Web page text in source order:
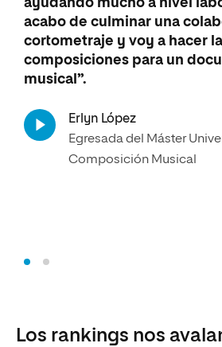
ayudando mucho a nivel
acabo de culminar una
cortometraje y voy a hacer
composiciones para un
musical”.
Erlyn López
Egresada del Máster
Composición Musical
Los rankings nos